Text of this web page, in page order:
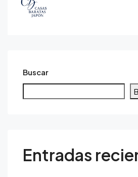
Buscar
Entradas